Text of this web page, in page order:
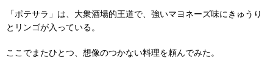
「ポテサラ」は、大衆酒場的王道で、強いマヨネーズ味にきゅうり
とリンゴが入っている。
ここでまたひとつ、想像のつかない料理を頼んでみた。